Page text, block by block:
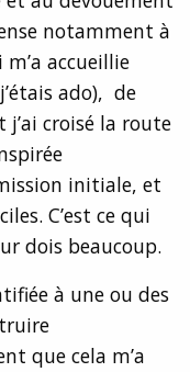
notamment à
accueillie
ado), de
croisé la route
initiale, et
C’est ce qui
dois beaucoup.
à une ou des
que cela m’a